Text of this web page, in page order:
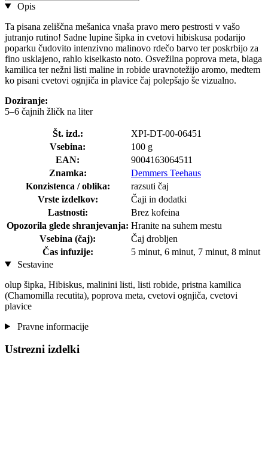
Opis
Ta pisana zeliščna mešanica vnaša pravo mero pestrosti v vašo
jutranjo rutino! Sadne lupine šipka in cvetovi hibiskusa podarijo
poparku čudovito intenzivno malinovo rdečo barvo ter poskrbijo za
fino usklajeno, rahlo kiselkasto noto. Osvežilna poprova meta, blaga
kamilica ter nežni listi maline in robide uravnotežijo aromo, medtem
ko pisani cvetovi ognjiča in plavice čaj polepšajo še vizualno.
Doziranje:
5–6 čajnih žličk na liter
Št. izd.:
XPI-DT-00-06451
Vsebina:
100 g
EAN:
9004163064511
Znamka:
Demmers Teehaus
Konzistenca / oblika:
razsuti čaj
Vrste izdelkov:
Čaji in dodatki
Lastnosti:
Brez kofeina
Opozorila glede shranjevanja: Hranite na suhem mestu
Vsebina (čaj):
Čaj drobljen
Čas infuzije:
5 minut, 6 minut, 7 minut, 8 minut
Sestavine
olup šipka, Hibiskus, malinini listi, listi robide, pristna kamilica
(Chamomilla recutita), poprova meta, cvetovi ognjiča, cvetovi
plavice
Pravne informacije
Ustrezni izdelki